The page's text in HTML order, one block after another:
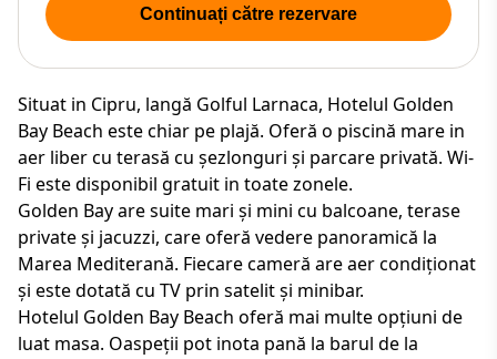
Situat in Cipru, langă Golful Larnaca, Hotelul Golden
Bay Beach este chiar pe plajă. Oferă o piscină mare in
aer liber cu terasă cu șezlonguri și parcare privată. Wi-
Fi este disponibil gratuit in toate zonele.
Golden Bay are suite mari și mini cu balcoane, terase
private și jacuzzi, care oferă vedere panoramică la
Marea Mediterană. Fiecare cameră are aer condiționat
și este dotată cu TV prin satelit și minibar.
Hotelul Golden Bay Beach oferă mai multe opțiuni de
luat masa. Oaspeții pot inota pană la barul de la
Continuați către rezervare